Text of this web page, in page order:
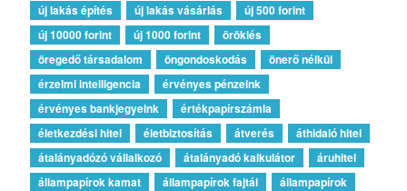
új lakás építés
új lakás vásárlás
új 500 forint
új 10000 forint
új 1000 forint
öröklés
öregedő társadalom
öngondoskodás
önerő nélkül
érzelmi intelligencia
érvényes pénzeink
érvényes bankjegyeink
értékpapírszámla
életkezdési hitel
életbiztosítás átverés
áthidaló hitel
átalányadózó vállalkozó
átalányadó kalkulátor
áruhitel
állampapírok kamat
állampapírok fajtái
állampapírok